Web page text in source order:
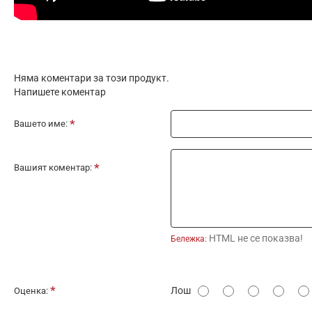
Няма коментари за този продукт.
Напишете коментар
Вашето име:
Вашият коментар:
Бележка: HTML не се показва!
О
Оценка: Лош